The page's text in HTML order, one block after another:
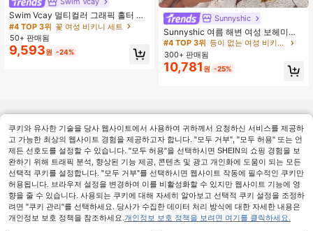
Swim Vcay 멀티컬러 그래픽 홀터 비
키니 세트, 타이 백 및 끈 팬티 하의 짧
은 여성 수영복
#4 TOP 3위 꽃 여성 비키니 세트
50+ 판매됨
9,593원 -24%
Sunnyshic
Sunnyshic 여름 해변 여성 보헤미안
스타일 휴가 비키니 세트, 3피스, 리조
트 웨어
#4 TOP 3위
등이 없는 여성 비키니 세트
300+ 판매됨
10,781 원 -25%
쿠키와 유사한 기술을 당사 웹사이트에서 사용하여 귀하께서 요청하신 서비스를 제공하
고 가능한 최상의 웹사이트 경험을 제공하고자 합니다. "모두 거부", "모두 허용" 또는 언
제든 선호도를 설정할 수 있습니다. "모두 허용"을 선택하시면 SHEIN의 쇼핑 경험을 보
완하기 위해 트래픽 분석, 향상된 기능 제공, 콘텐츠 및 광고 개인화에 도움이 되는 모든
선택적 쿠키를 설정합니다. "모두 거부"를 선택하시면 웹사이트 작동에 필수적인 쿠키만
허용됩니다. 브라우저 설정을 변경하여 이를 비활성화할 수 있지만 웹사이트 기능에 영
향을 줄 수 있습니다. 사용되는 쿠키에 대해 자세히 알아보고 선택적 쿠키 설정을 조정하
려면 "쿠키 관리"를 선택하세요. 당사가 수집한 데이터 처리 방식에 대한 자세한 내용은
개인정보 보호 정책을 참조하세요. 개인정보 보호 정책을 보려면 여기를 클릭하세요.